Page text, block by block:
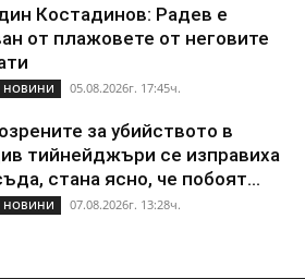
Костадинов: Радев е
от плажoвете от неговите
НОВИНИ 05.08.2026г. 17:45ч.
за убийството в
тийнейджъри се изправиха
стана ясно, че побоят...
НОВИНИ 07.08.2026г. 13:28ч.